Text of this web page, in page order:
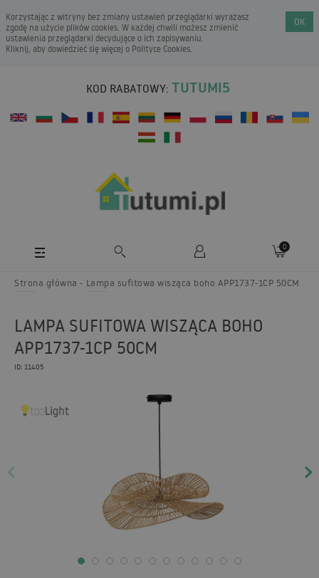
Korzystając z witryny bez zmiany ustawień przeglądarki wyrażasz
zgodę na użycie plików cookies. W każdej chwili możesz zmienić
ustawienia przeglądarki decydujące o ich zapisywaniu.
Kliknij, aby dowiedzieć się więcej o Polityce Cookies.
OK
KOD RABATOWY: TUTUMI5
0
Strona główna Lampa sufitowa wisząca boho APP1737-1CP 50CM
LAMPA SUFITOWA WISZĄCA BOHO
APP1737-1CP 50CM
ID: 11405